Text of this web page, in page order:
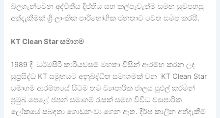
බලගැන්වෙන අද්විතීය දීප්තිය සහ කල්පැවැත්ම සමඟ සුවපහසු
අත්දැකීමක් ශ්‍රී ලාංකික පාරිභෝගික ජනතාව වෙත සමීප කරයි.
KT Clean Star සමාගම
1989 දී ධර්මසිරි කාරියවසම් මහතා විසින් ආරම්භ කරන ලද
සුප්‍රසිද්ධ KT සමූහයට අනුබද්ධිත සමාගමක් වන KT Clean Star
සමාගම ආරම්භයේ සිටම තම ව්‍යාපාරික ජාලය පුළුල් කරමින්
ප්‍රමුඛ පෙළේ ජපන් සමාගම් රැසක් සමඟ විවිධ ව්‍යාපාරික
ලෝකයේ සබඳතා ගොඩනංවා ගෙන ඇත. දීර්ඝ කාලීන අත්දැකීම්